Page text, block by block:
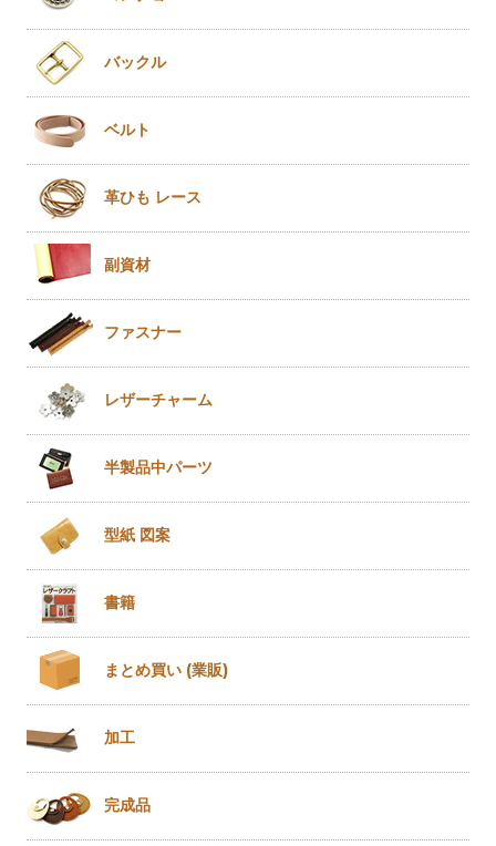
バックル
ベルト
革ひも レース
副資材
ファスナー
レザーチャーム
半製品中パーツ
型紙 図案
書籍
まとめ買い (業販)
加工
完成品